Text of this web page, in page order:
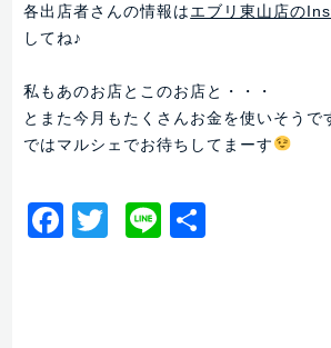
各出店者さんの情報はエブリ東山店の
してね♪
私もあのお店とこのお店と・・・
とまた今月もたくさんお金を使いそうで
ではマルシェでお待ちしてまーす
Facebook
Twitter
Line